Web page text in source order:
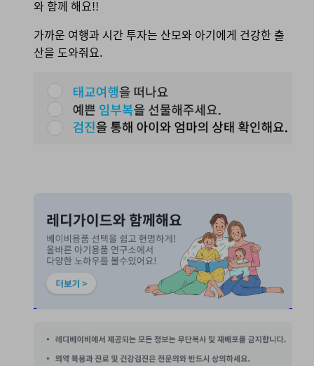
와 함께 해요!!
가까운 여행과 시간 투자는 산모와 아기에게 건강한 출
산을 도와줘요.